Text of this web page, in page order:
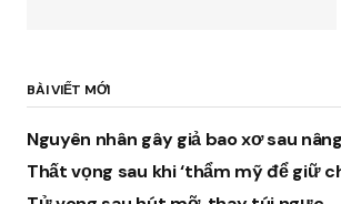
BÀI VIẾT MỚI
Nguyên nhân gây giả bao xơ sau
Thất vọng sau khi ‘thẩm mỹ để giữ